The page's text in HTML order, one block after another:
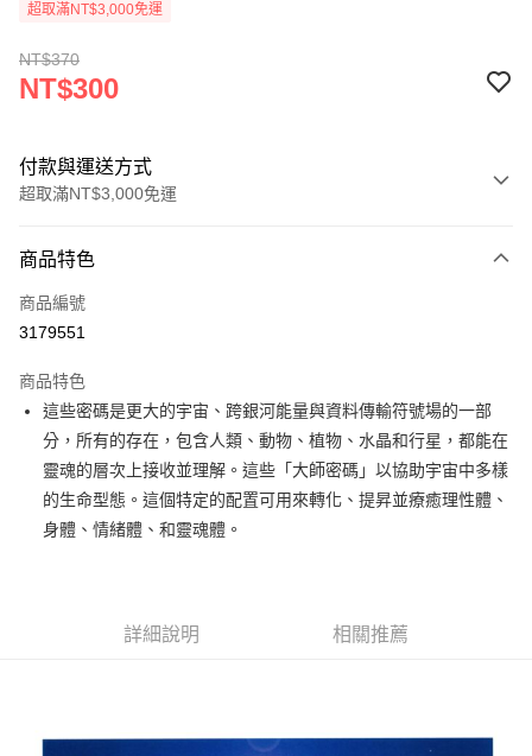
超取滿NT$3,000免運
NT$370
NT$300
付款與運送方式
超取滿NT$3,000免運
信用卡一次付款
超商取貨付款
Apple Pay
街口支付
悠遊付
ATM付款
每筆NT$80，滿NT$3,000(含以上)免運費
商品特色
商品編號
3179551
商品特色
這些密碼是更大的宇宙、跨銀河能量與資料傳輸符號場的一部
分，所有的存在，包含人類、動物、植物、水晶和行星，都能在
靈魂的層次上接收並理解。這些「大師密碼」以協助宇宙中多樣
的生命型態。這個特定的配置可用來轉化、提昇並療癒理性體、
身體、情緒體、和靈魂體。
詳細說明 相關推薦